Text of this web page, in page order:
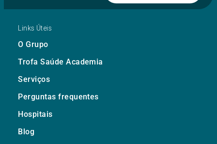
Links Úteis
O Grupo
Trofa Saúde Academia
Serviços
Perguntas frequentes
Hospitais
Blog